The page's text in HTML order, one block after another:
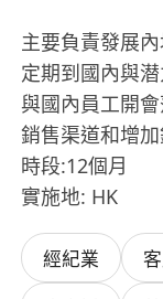
主要負責發展
定期到國內與
與國內員工開
銷售渠道和增
時段:12個月
實施地: HK
經紀業